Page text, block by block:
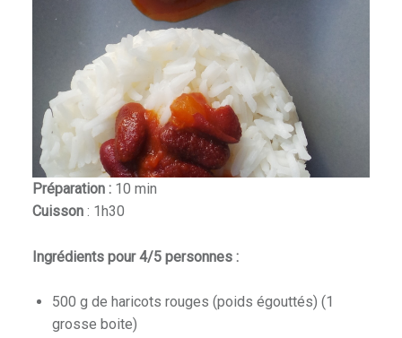
Préparation :10 min
Cuisson: 1h30
Ingrédients pour 4/5 personnes :
500 g de haricots rouges (poids égouttés) (1
grosse boite)